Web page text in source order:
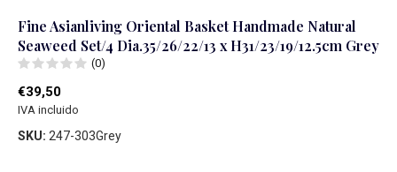
Fine Asianliving Oriental Basket Handmade Natural
Seaweed Set/4 Dia.35/26/22/13 x H31/23/19/12.5cm Grey
(0)
€39,50
IVA incluido
SKU: 247-303Grey